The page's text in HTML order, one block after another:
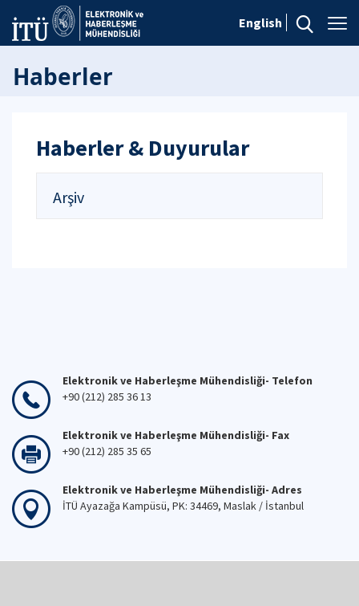
English
Haberler
Haberler & Duyurular
Arşiv
Elektronik ve Haberleşme Mühendisliği- Telefon
+90 (212) 285 36 13
Elektronik ve Haberleşme Mühendisliği- Fax
+90 (212) 285 35 65
Elektronik ve Haberleşme Mühendisliği- Adres
İTÜ Ayazağa Kampüsü, PK: 34469, Maslak / İstanbul